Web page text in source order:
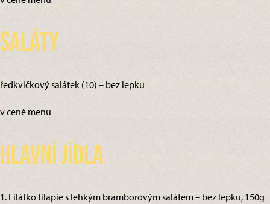
Saláty
ředkvičkový salátek (10) – bez lepku
v ceně menu
Hlavní jídla
1. Filátko tilapie s lehkým bramborovým salátem – bez lepku, 150g